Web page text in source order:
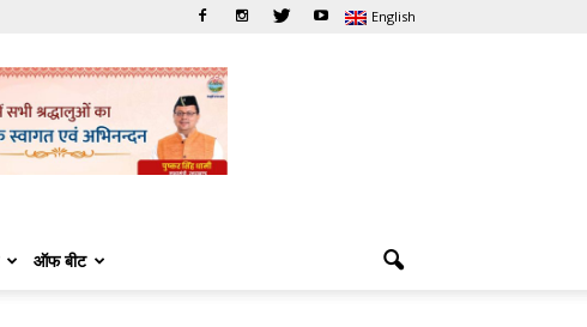
English
ऑफ बीट